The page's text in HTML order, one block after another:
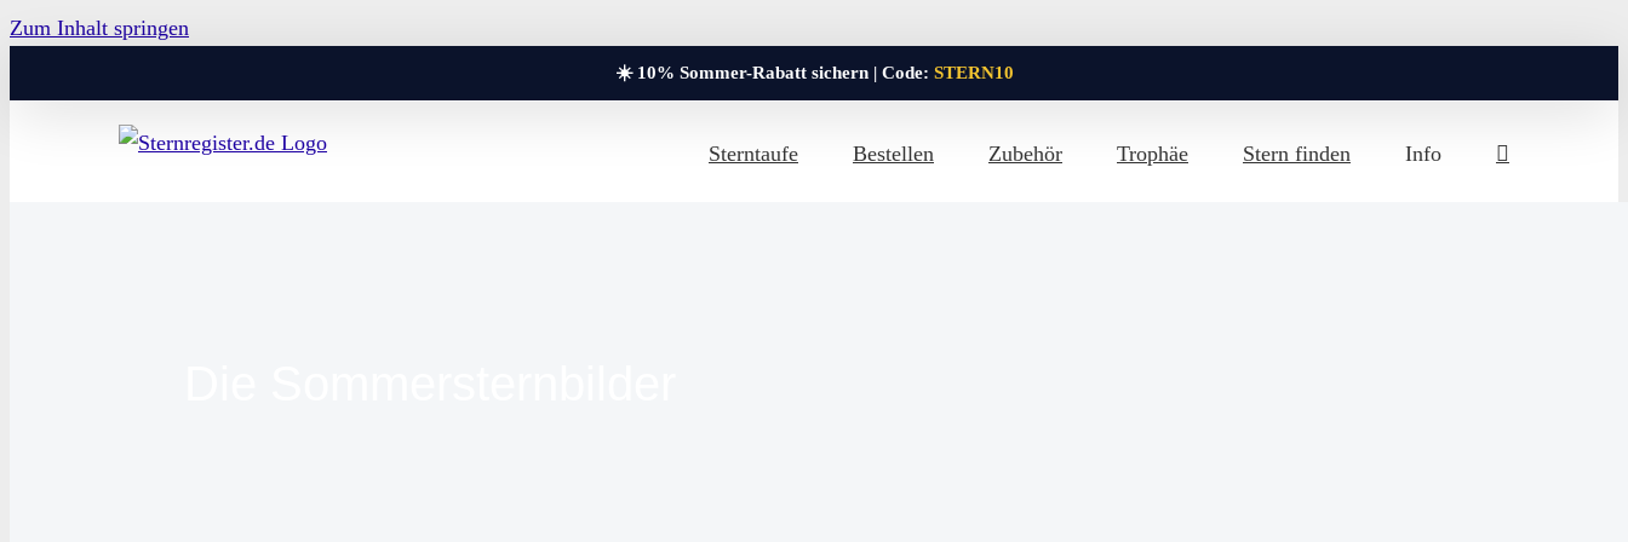
Zum Inhalt springen
☀️ 10% Sommer-Rabatt sichern | Code: STERN10
Sterntaufe Bestellen Zubehör Trophäe Stern finden Info